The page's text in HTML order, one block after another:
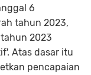
6
tahun 2023,
2023
Atas dasar itu
pencapaian